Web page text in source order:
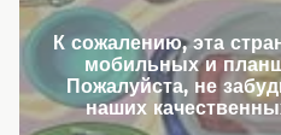
К сожалению, эта
мобильных и
Пожалуйста, не
наших